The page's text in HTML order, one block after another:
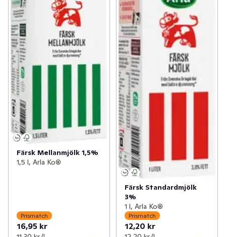
Färsk Mellanmjölk 1,5%
1,5 l, Arla Ko®
Prismatch
16,95 kr
Färsk Standardmjölk
3%
1 l, Arla Ko®
Prismatch
12,20 kr